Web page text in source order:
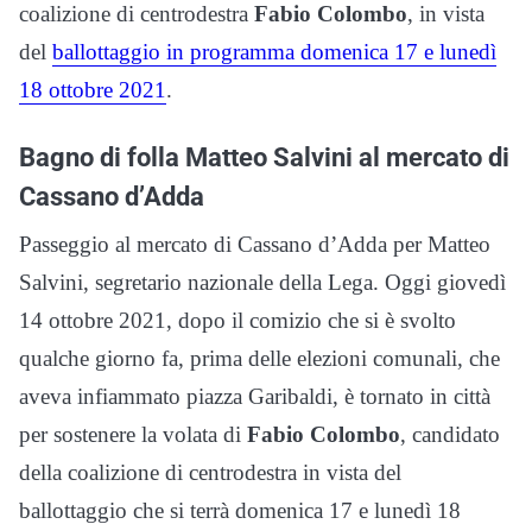
coalizione di centrodestra Fabio Colombo, in vista
del ballottaggio in programma domenica 17 e lunedì
18 ottobre 2021 .
Bagno di folla Matteo Salvini al mercato di
Cassano d’Adda
Passeggio al mercato di Cassano d’Adda per Matteo
Salvini, segretario nazionale della Lega. Oggi giovedì
14 ottobre 2021, dopo il comizio che si è svolto
qualche giorno fa, prima delle elezioni comunali, che
aveva infiammato piazza Garibaldi, è tornato in città
per sostenere la volata di Fabio Colombo, candidato
della coalizione di centrodestra in vista del
ballottaggio che si terrà domenica 17 e lunedì 18